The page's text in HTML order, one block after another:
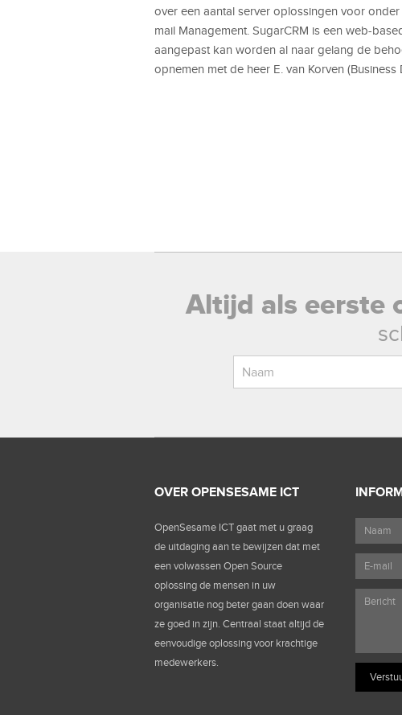
over een aantal server oplossingen voor
mail Management. SugarCRM is een web-
aangepast kan worden al naar gelang de
opnemen met de heer E. van Korven
Altijd als eerste
OVER OPENSESAME ICT
OpenSesame ICT gaat met u graag
de uitdaging aan te bewijzen dat met
een volwassen Open Source
oplossing de mensen in uw
organisatie nog beter gaan doen waar
ze goed in zijn. Centraal staat altijd de
eenvoudige oplossing voor krachtige
medewerkers.